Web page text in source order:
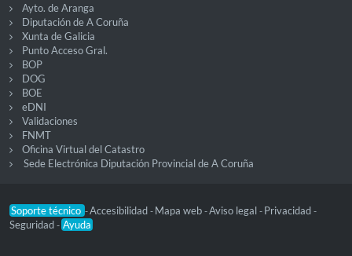
Ayto. de Aranga
Diputación de A Coruña
Xunta de Galicia
Punto Acceso Gral.
BOP
DOG
BOE
eDNI
Validaciones
FNMT
Oficina Virtual del Catastro
Sede Electrónica Diputación Provincial de A Coruña
Soporte técnico -Accesibilidad - Mapa web -Aviso legal - Privacidad -
Seguridad - Ayuda